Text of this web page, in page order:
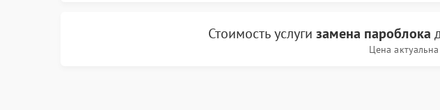
Стоимость услугизамена пароблока
Цена